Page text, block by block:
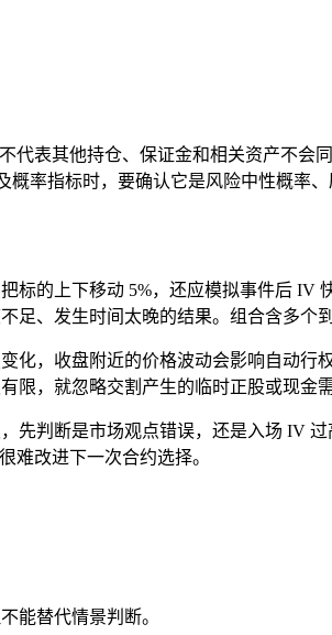
代表其他持仓、保证金和相关资产不
率指标时，要确认它是风险中性概率
的上下移动 5%，还应模拟事件后 IV
、发生时间太晚的结果。组合含多个
化，收盘附近的价格波动会影响自动
限，就忽略交割产生的临时正股或现金需
先判断是市场观点错误，还是入场 IV
难改进下一次合约选择。
能替代情景判断。